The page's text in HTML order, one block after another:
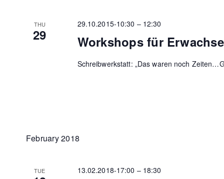
THU
29 Workshops für
29.10.2015-10:30 – 12:30
Schreibwerkstatt: „Das waren noch
February 2018
TUE 13.02.2018-17:00 – 18:30